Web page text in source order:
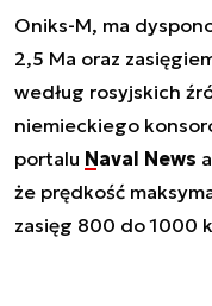
Oniks-M, ma
2,5 Ma oraz
według rosyjskich
niemieckiego
portalu Naval News
że prędkość
zasięg 800 do 1000